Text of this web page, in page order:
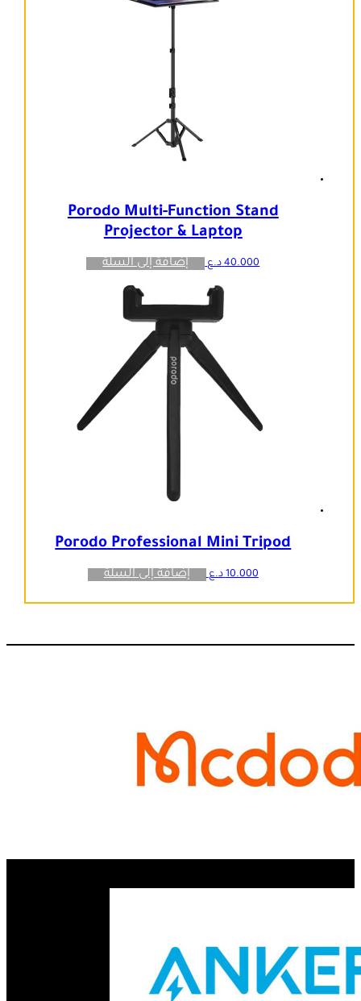
Porodo Multi-Function Stand
Projector & Laptop
40.000 د.ع إضافة إلى السلة
Porodo Professional Mini Tripod
10.000 د.ع إضافة إلى السلة
الروابط السريعة ..
الرئيسية